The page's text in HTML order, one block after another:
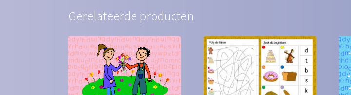
Gerelateerde producten